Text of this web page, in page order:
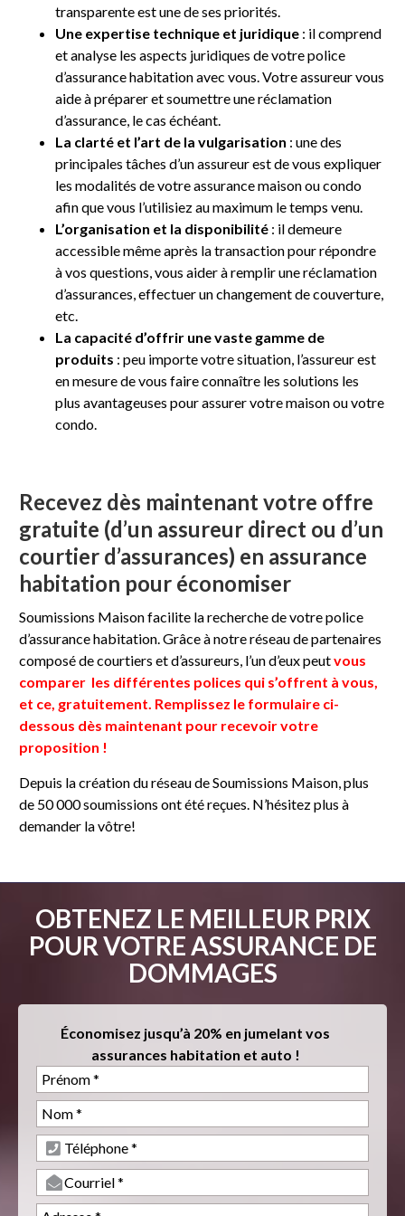
transparente est une de ses priorités.
Une expertise technique et juridique : il comprend
et analyse les aspects juridiques de votre police
d’assurance habitation avec vous. Votre assureur vous
aide à préparer et soumettre une réclamation
d’assurance, le cas échéant.
La clarté et l’art de la vulgarisation : une des
principales tâches d’un assureur est de vous expliquer
les modalités de votre assurance maison ou condo
afin que vous l’utilisiez au maximum le temps venu.
L’organisation et la disponibilité : il demeure
accessible même après la transaction pour répondre
à vos questions, vous aider à remplir une réclamation
d’assurances, effectuer un changement de couverture,
etc.
La capacité d’offrir une vaste gamme de
produits : peu importe votre situation, l’assureur est
en mesure de vous faire connaître les solutions les
plus avantageuses pour assurer votre maison ou votre
condo.
Recevez dès maintenant votre offre
gratuite (d’un assureur direct ou d’un
courtier d’assurances) en assurance
habitation pour économiser
Soumissions Maison facilite la recherche de votre police
d’assurance habitation. Grâce à notre réseau de partenaires
composé de courtiers et d’assureurs, l’un d’eux peutvous
comparer les différentes polices qui s’offrent à vous,
et ce, gratuitement. Remplissez le formulaire ci-
dessous dès maintenant pour recevoir votre
proposition !
Depuis la création du réseau de Soumissions Maison, plus
de 50 000 soumissions ont été reçues. N’hésitez plus à
demander la vôtre!
OBTENEZ LE MEILLEUR PRIX
POUR VOTRE ASSURANCE DE
DOMMAGES
Économisez jusqu’à 20% en jumelant vos
assurances habitation et auto !